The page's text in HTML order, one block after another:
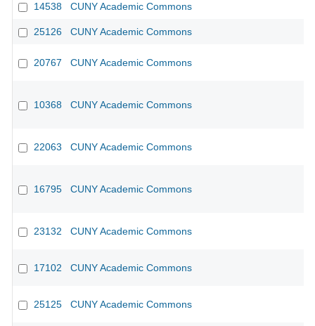
14538 CUNY Academic Commons
25126 CUNY Academic Commons
20767 CUNY Academic Commons
10368 CUNY Academic Commons
22063 CUNY Academic Commons
16795 CUNY Academic Commons
23132 CUNY Academic Commons
17102 CUNY Academic Commons
25125 CUNY Academic Commons